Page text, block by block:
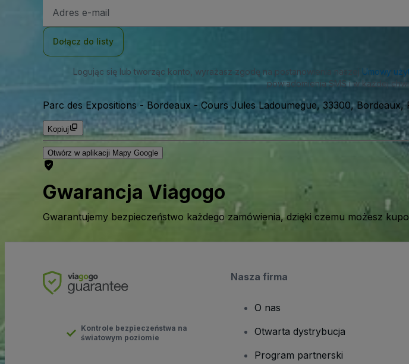
e-
Dołącz do listy
Logując się lub tworząc konto, wyrażasz zgodę na postanowienia naszej Umowy
powiadomienia SMS i w każdej
Parc des Expositions - Bordeaux - Cours Jules Ladoumegue, 33300, Bordeaux,
Kopiuj
Otwórz w aplikacji Mapy Google
Gwarancja Viagogo
Gwarantujemy bezpieczeństwo każdego zamówienia, dzięki czemu możesz
Kontrole bezpieczeństwa na
światowym poziomie
Nasza firma
O nas
Otwarta dystrybucja
Program partnerski